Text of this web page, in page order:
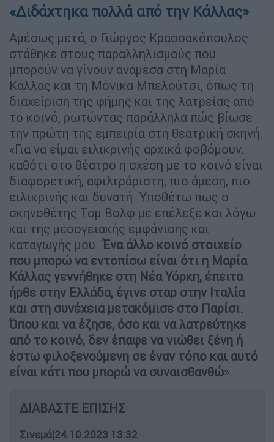
«Διδάχτηκα πολλά από την Κάλλας»
Αμέσως μετά, ο Γιώργος Κρασσακόπουλος
στάθηκε στους παραλληλισμούς που
μπορούν να γίνουν ανάμεσα στη Μαρία
Κάλλας και τη Μόνικα Μπελούτσι, όπως τη
διαχείριση της φήμης και της λατρείας από
το κοινό, ρωτώντας παράλληλα πώς βίωσε
την πρώτη της εμπειρία στη θεατρική σκηνή.
«Για να είμαι ειλικρινής αρχικά φοβόμουν,
καθότι στο θέατρο η σχέση με το κοινό είναι
διαφορετική, αφιλτράριστη, πιο άμεση, πιο
ειλικρινής και δυνατή. Υποθέτω πως ο
σκηνοθέτης Τομ Βολφ με επέλεξε και λόγω
και της μεσογειακής εμφάνισης και
καταγωγής μου. Ένα άλλο κοινό στοιχείο
που μπορώ να εντοπίσω είναι ότι η Μαρία
Κάλλας γεννήθηκε στη Νέα Υόρκη, έπειτα
ήρθε στην Ελλάδα, έγινε σταρ στην Ιταλία
και στη συνέχεια μετακόμισε στο Παρίσι.
Όπου και να έζησε, όσο και να λατρεύτηκε
από το κοινό, δεν έπαψε να νιώθει ξένη ή
έστω φιλοξενούμενη σε έναν τόπο και αυτό
είναι κάτι που μπορώ να συναισθανθώ».
ΔΙΑΒΑΣΤΕ ΕΠΙΣΗΣ
Σινεμά|24.10.2023 13:32